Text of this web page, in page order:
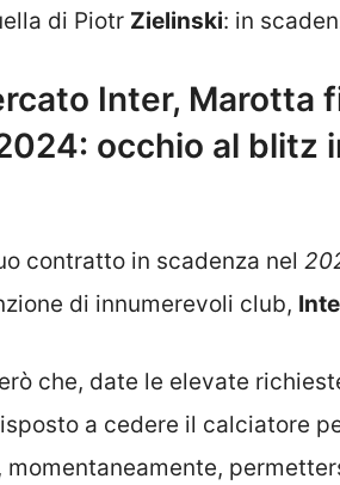
di Piotr Zielinski: in
Inter, Marotta
occhio al blitz
contratto in scadenza nel
di innumerevoli club,
che, date le elevate
a cedere il calciatore